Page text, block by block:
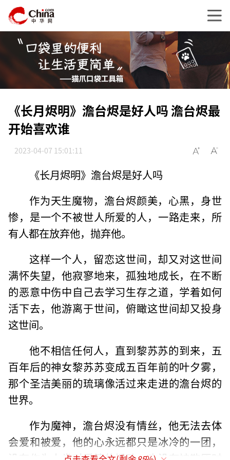
《长月烬明》澹台烬是好人吗 澹台烬最
开始喜欢谁
2023-04-07 15:01:11
《长月烬明》澹台烬是好人吗
作为天生魔物，澹台烬颜美，心黑，身世
惨，是一个不被世人所爱的人，一路走来，所
有人都在放弃他，抛弃他。
这样一个人，留恋这世间，却又对这世间
满怀失望，他寂寥地来，孤独地成长，在不断
的恶意中伤中自己去学习生存之道，学着如何
活下去，他游离于世间，俯瞰这世间却又投身
这世间。
他不相信任何人，直到黎苏苏的到来，五
百年后的神女黎苏苏变成五百年前的叶夕雾，
那个圣洁美丽的琉璃像活过来走进的澹台烬的
世界。
作为魔神，澹台烬没有情丝，他无法去体
会爱和被爱，他的心永远都只是冰冷的一团，